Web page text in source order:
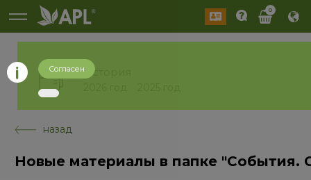
0
История
назад
Новые материалы в папке "События.
Согласен